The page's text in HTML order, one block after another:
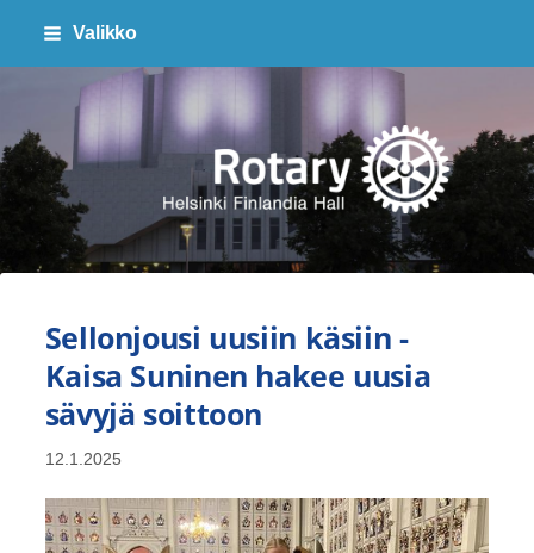
Siirry
sivun
sisältöön
Valikko
Finlandia Hall Rotaryklubi ry
Sellonjousi uusiin käsiin -
Kaisa Suninen hakee uusia
sävyjä soittoon
12.1.2025